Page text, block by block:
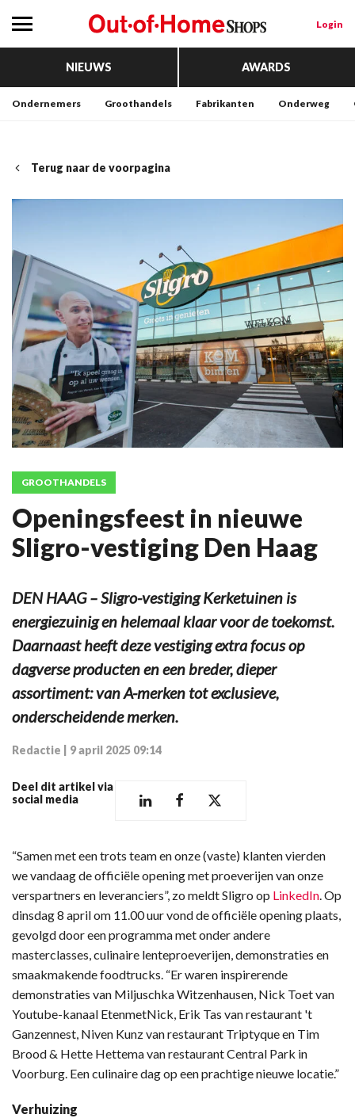
Login
NIEUWS AWARDS
Ondernemers Groothandels Fabrikanten Onderweg
Terug naar de voorpagina
GROOTHANDELS
Openingsfeest in nieuwe
Sligro-vestiging Den Haag
DEN HAAG – Sligro-vestiging Kerketuinen is
energiezuinig en helemaal klaar voor de toekomst.
Daarnaast heeft deze vestiging extra focus op
dagverse producten en een breder, dieper
assortiment: van A-merken tot exclusieve,
onderscheidende merken.
Redactie 9 april 2025 09:14
Deel dit artikel via
social media
“Samen met een trots team en onze (vaste) klanten vierden
we vandaag de officiële opening met proeverijen van onze
verspartners en leveranciers”, zo meldt Sligro op LinkedIn . Op
dinsdag 8 april om 11.00 uur vond de officiële opening plaats,
gevolgd door een programma met onder andere
masterclasses, culinaire lenteproeverijen, demonstraties en
smaakmakende foodtrucks. “Er waren inspirerende
demonstraties van Miljuschka Witzenhausen, Nick Toet van
Youtube-kanaal EtenmetNick, Erik Tas van restaurant 't
Ganzennest, Niven Kunz van restaurant Triptyque en Tim
Brood & Hette Hettema van restaurant Central Park in
Voorburg. Een culinaire dag op een prachtige nieuwe locatie.”
Verhuizing